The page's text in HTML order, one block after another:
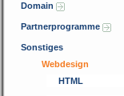
Domain
Partnerprogramme
Sonstiges
Webdesign
HTML